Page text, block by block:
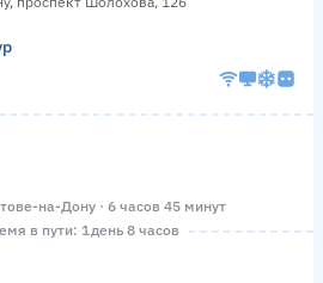
на-Дону · 6 часов 45 минут
в пути: 1 день 8 часов